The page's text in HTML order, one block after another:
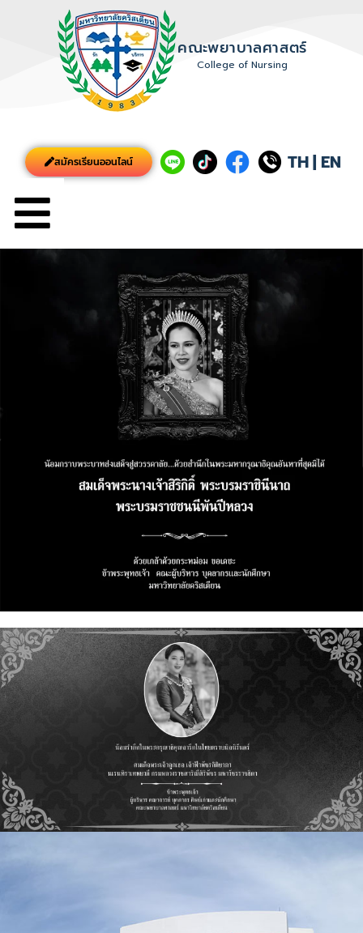
คณะพยาบาลศาสตร์
College of Nursing
สมัครเรียนออนไลน์ TH| EN